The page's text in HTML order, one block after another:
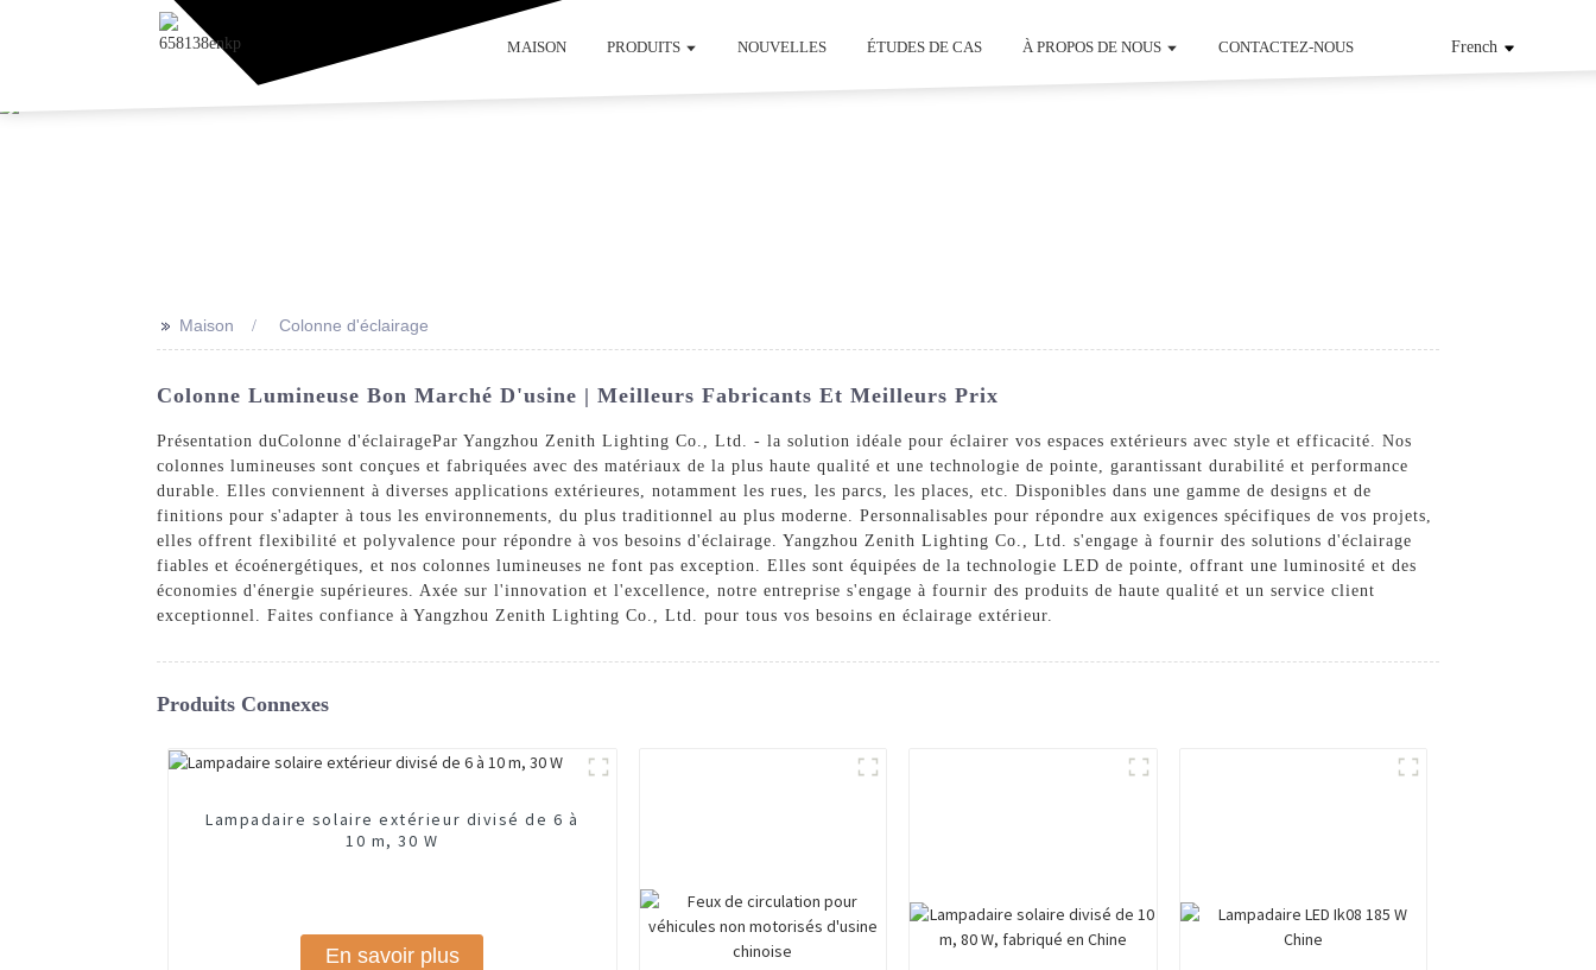
MAISON PRODUITS NOUVELLES ÉTUDES DE CAS À PROPOS DE NOUS CONTACTEZ-NOUS French
>> Maison Colonne d'éclairage
Colonne Lumineuse Bon Marché D'usine | Meilleurs Fabricants Et Meilleurs Prix
Présentation duColonne d'éclairagePar Yangzhou Zenith Lighting Co., Ltd. - la solution idéale pour éclairer vos espaces extérieurs avec style et efficacité. Nos
colonnes lumineuses sont conçues et fabriquées avec des matériaux de la plus haute qualité et une technologie de pointe, garantissant durabilité et performance
durable. Elles conviennent à diverses applications extérieures, notamment les rues, les parcs, les places, etc. Disponibles dans une gamme de designs et de
finitions pour s'adapter à tous les environnements, du plus traditionnel au plus moderne. Personnalisables pour répondre aux exigences spécifiques de vos projets,
elles offrent flexibilité et polyvalence pour répondre à vos besoins d'éclairage. Yangzhou Zenith Lighting Co., Ltd. s'engage à fournir des solutions d'éclairage
fiables et écoénergétiques, et nos colonnes lumineuses ne font pas exception. Elles sont équipées de la technologie LED de pointe, offrant une luminosité et des
économies d'énergie supérieures. Axée sur l'innovation et l'excellence, notre entreprise s'engage à fournir des produits de haute qualité et un service client
exceptionnel. Faites confiance à Yangzhou Zenith Lighting Co., Ltd. pour tous vos besoins en éclairage extérieur.
Produits Connexes
Lampadaire solaire extérieur divisé de 6 à
10 m, 30 W
En savoir plus